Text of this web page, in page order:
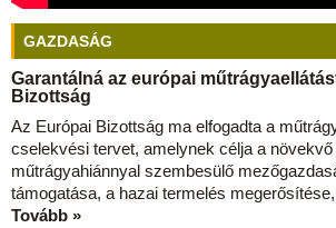
GAZDASÁG
Garantálná az európai
Bizottság
Az Európai Bizottság ma elfogadta a
cselekvési tervet, amelynek célja a
műtrágyahiánnyal szembesülő
támogatása, a hazai termelés
Tovább »